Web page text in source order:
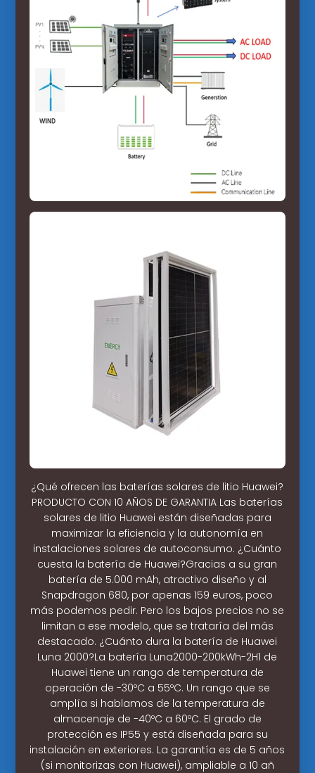
¿Qué ofrecen las baterías solares de litio Huawei?
PRODUCTO CON 10 AÑOS DE GARANTIA Las baterías
solares de litio Huawei están diseñadas para
maximizar la eficiencia y la autonomía en
instalaciones solares de autoconsumo. ¿Cuánto
cuesta la batería de Huawei?Gracias a su gran
batería de 5.000 mAh, atractivo diseño y al
Snapdragon 680, por apenas 159 euros, poco
más podemos pedir. Pero los bajos precios no se
limitan a ese modelo, que se trataría del más
destacado. ¿Cuánto dura la batería de Huawei
Luna 2000?La batería Luna2000-200kWh-2H1 de
Huawei tiene un rango de temperatura de
operación de -30ºC a 55ºC. Un rango que se
amplía si hablamos de la temperatura de
almacenaje de -40ºC a 60ºC. El grado de
protección es IP55 y está diseñada para su
instalación en exteriores. La garantía es de 5 años
(si monitorizas con Huawei), ampliable a 10 añ